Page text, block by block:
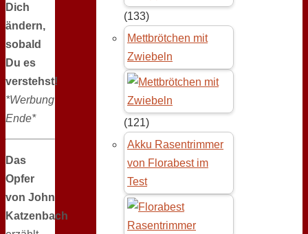
Dich
ändern,
sobald
Du es
verstehst!
*Werbung
Ende*
Das
Opfer
von John
Katzenbach
(133)
Mettbrötchen mit
Zwiebeln
(121)
Akku Rasentrimmer
von Florabest im
Test